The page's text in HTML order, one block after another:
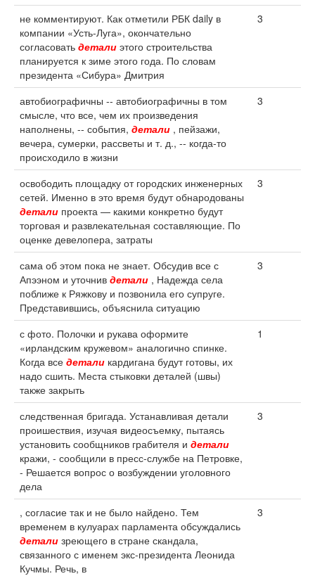
не комментируют. Как отметили РБК daily в
компании «Усть-Луга», окончательно
согласовать детали этого строительства
планируется к зиме этого года. По словам
президента «Сибура» Дмитрия
3
автобиографичны -- автобиографичны в том
смысле, что все, чем их произведения
наполнены, -- события, детали , пейзажи,
вечера, сумерки, рассветы и т. д., -- когда-то
происходило в жизни
3
освободить площадку от городских инженерных
сетей. Именно в это время будут обнародованы
детали проекта — какими конкретно будут
торговая и развлекательная составляющие. По
оценке девелопера, затраты
3
сама об этом пока не знает. Обсудив все с
Апээном и уточнив детали , Надежда села
поближе к Ряжкову и позвонила его супруге.
Представившись, объяснила ситуацию
3
с фото. Полочки и рукава оформите
«ирландским кружевом» аналогично спинке.
Когда все детали кардигана будут готовы, их
надо сшить. Места стыковки деталей (швы)
также закрыть
1
следственная бригада. Устанавливая детали
проишествия, изучая видеосъемку, пытаясь
установить сообщников грабителя и детали
кражи, - сообщили в пресс-службе на Петровке,
- Решается вопрос о возбуждении уголовного
дела
3
, согласие так и не было найдено. Тем
временем в кулуарах парламента обсуждались
детали зреющего в стране скандала,
связанного с именем экс-президента Леонида
Кучмы. Речь, в
3